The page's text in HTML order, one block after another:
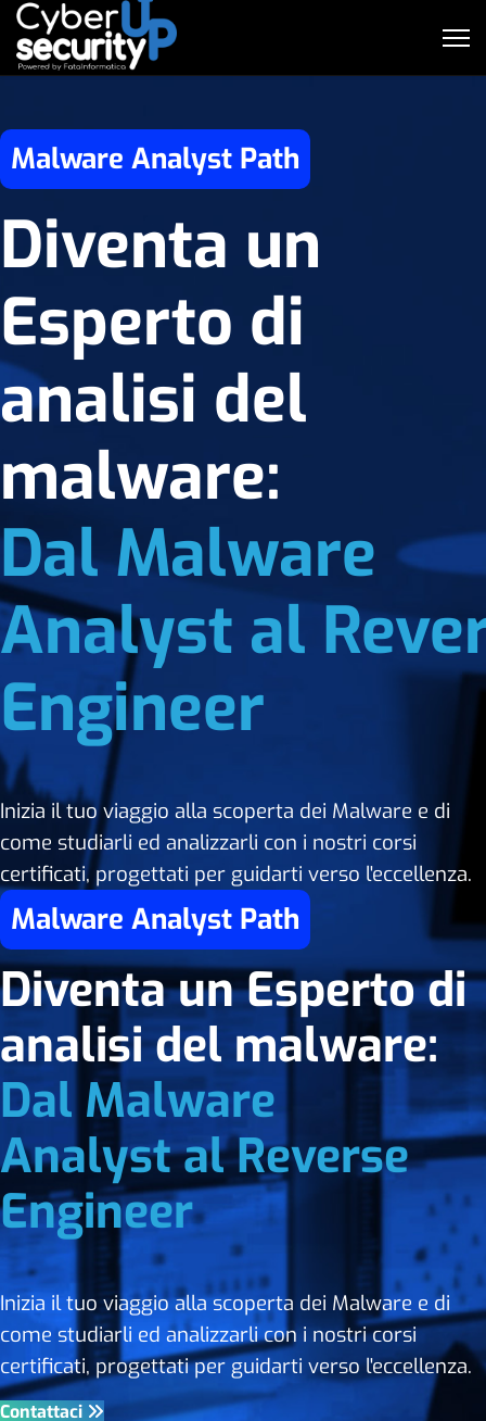
Malware Analyst Path
Diventa un
Esperto di
analisi del
malware:
Dal Malware
Analyst al
Engineer
Inizia il tuo viaggio alla scoperta dei Malware e di
come studiarli ed analizzarli con i nostri corsi
certificati, progettati per guidarti verso l'eccellenza.
Malware Analyst Path
Diventa un Esperto di
analisi del malware:
Dal Malware
Analyst al Reverse
Engineer
Inizia il tuo viaggio alla scoperta dei Malware e di
come studiarli ed analizzarli con i nostri corsi
certificati, progettati per guidarti verso l'eccellenza.
Contattaci